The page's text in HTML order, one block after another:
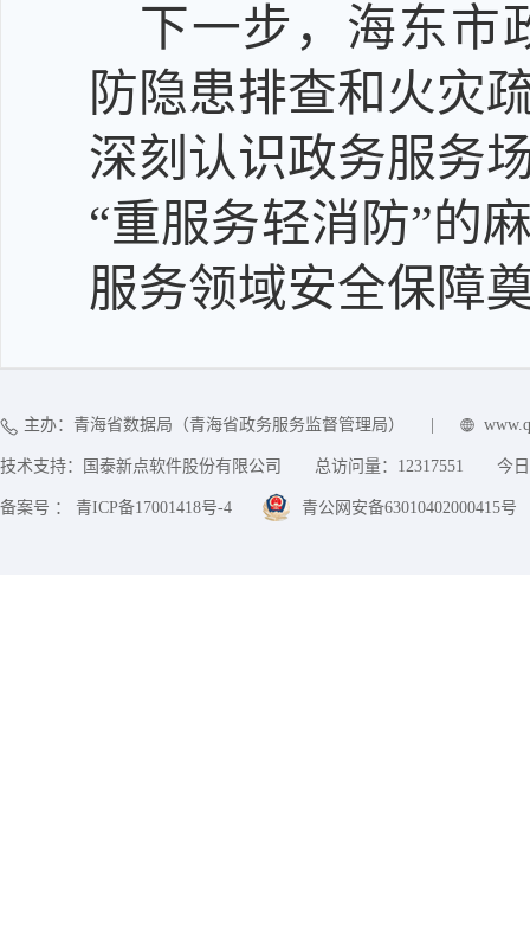
下一步，海东市
防隐患排查和火灾
深刻认识政务服务
“重服务轻消防”的
服务领域安全保障
主办：青海省数据局（青海省政务服务监督管理局）
技术支持：国泰新点软件股份有限公司 总访问量： 12317551 今
备案号 ： 青ICP备17001418号-4 青公网安备63010402000415号